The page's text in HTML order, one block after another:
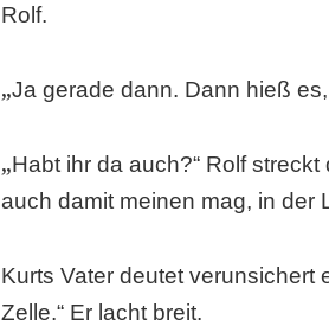
Rolf.
„Ja gerade dann. Dann hieß
„Habt ihr da auch?“ Rolf
auch damit meinen mag, in der
Kurts Vater deutet verunsichert
Zelle.“ Er lacht breit.